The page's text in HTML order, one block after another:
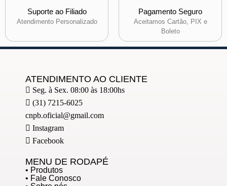
Suporte ao Filiado
Atendimento Personalizado
Pagamento Seguro
Aceitamos Cartão, PIX e
Boleto
ATENDIMENTO AO CLIENTE
Seg. à Sex. 08:00 às 18:00hs
(31) 7215-6025
cnpb.oficial@gmail.com
Instagram
Facebook
MENU DE RODAPÉ
• Produtos
• Fale Conosco